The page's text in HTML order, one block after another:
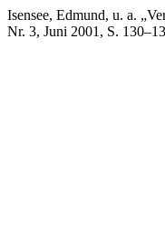
Isensee, Edmund, u. a.
Nr. 3, Juni 2001, S.